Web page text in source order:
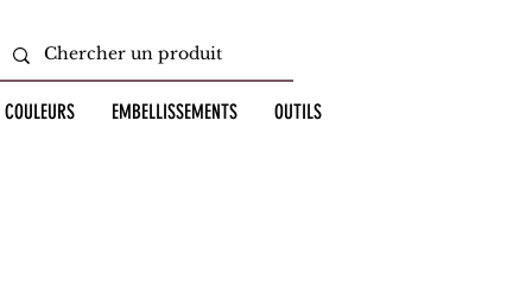
EMBELLISSEMENTS OUTILS